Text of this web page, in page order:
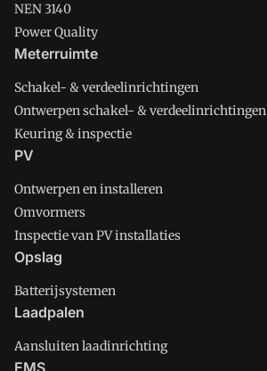
NEN 3140
Power Quality
Meterruimte
Schakel- & verdeelinrichtingen
Ontwerpen schakel- & verdeelinrichtingen
Keuring & inspectie
PV
Ontwerpen en installeren
Omvormers
Inspectie van PV installaties
Opslag
Batterijsystemen
Laadpalen
Aansluiten laadinrichting
EMS